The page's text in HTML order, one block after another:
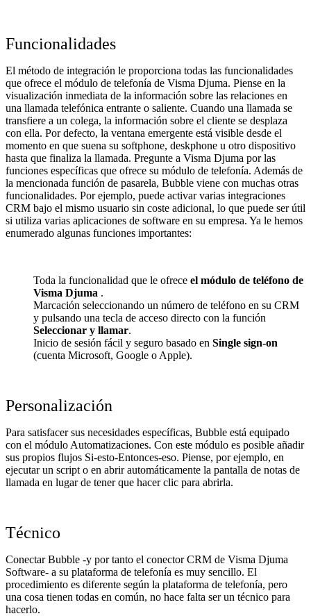
Funcionalidades
El método de integración le proporciona todas las funcionalidades
que ofrece el módulo de telefonía de Visma Djuma. Piense en la
visualización inmediata de la información sobre las relaciones en
una llamada telefónica entrante o saliente. Cuando una llamada se
transfiere a un colega, la información sobre el cliente se desplaza
con ella. Por defecto, la ventana emergente está visible desde el
momento en que suena su softphone, deskphone u otro dispositivo
hasta que finaliza la llamada. Pregunte a Visma Djuma por las
funciones específicas que ofrece su módulo de telefonía. Además de
la mencionada función de pasarela, Bubble viene con muchas otras
funcionalidades. Por ejemplo, puede activar varias integraciones
CRM bajo el mismo usuario sin coste adicional, lo que puede ser útil
si utiliza varias aplicaciones de software en su empresa. Ya le hemos
enumerado algunas funciones importantes:
Toda la funcionalidad que le ofrece el módulo de teléfono de
Visma Djuma .
Marcación seleccionando un número de teléfono en su CRM
y pulsando una tecla de acceso directo con la función
Seleccionar y llamar.
Inicio de sesión fácil y seguro basado en Single sign-on
(cuenta Microsoft, Google o Apple).
Personalización
Para satisfacer sus necesidades específicas, Bubble está equipado
con el módulo Automatizaciones. Con este módulo es posible añadir
sus propios flujos Si-esto-Entonces-eso. Piense, por ejemplo, en
ejecutar un script o en abrir automáticamente la pantalla de notas de
llamada en lugar de tener que hacer clic para abrirla.
Técnico
Conectar Bubble -y por tanto el conector CRM de Visma Djuma
Software- a su plataforma de telefonía es muy sencillo. El
procedimiento es diferente según la plataforma de telefonía, pero
una cosa tienen todas en común, no hace falta ser un técnico para
hacerlo.